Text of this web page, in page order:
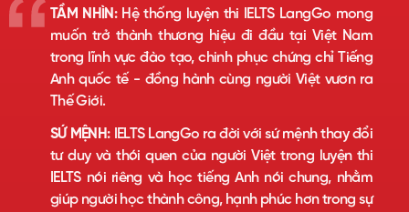
TẦM NHÌN:Hệ thống luyện thi IELTS LangGo mong
muốn trở thành thương hiệu đi đầu tại Việt Nam
trong lĩnh vực đào tạo, chinh phục chứng chỉ Tiếng
Anh quốc tế - đồng hành cùng người Việt vươn ra
Thế Giới.
SỨ MỆNH:IELTS LangGo ra đời với sứ mệnh thay đổi
tư duy và thói quen của người Việt trong luyện thi
IELTS nói riêng và học tiếng Anh nói chung, nhằm
giúp người học thành công, hạnh phúc hơn trong sự